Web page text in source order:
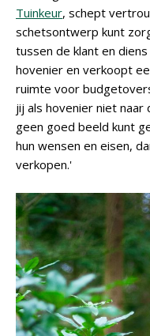
Tuinkeur, schept
schetsontwerp kunt
tussen de klant en
hovenier en verkoopt
ruimte voor
jij als hovenier niet
geen goed beeld kunt
hun wensen en eisen,
verkopen.'